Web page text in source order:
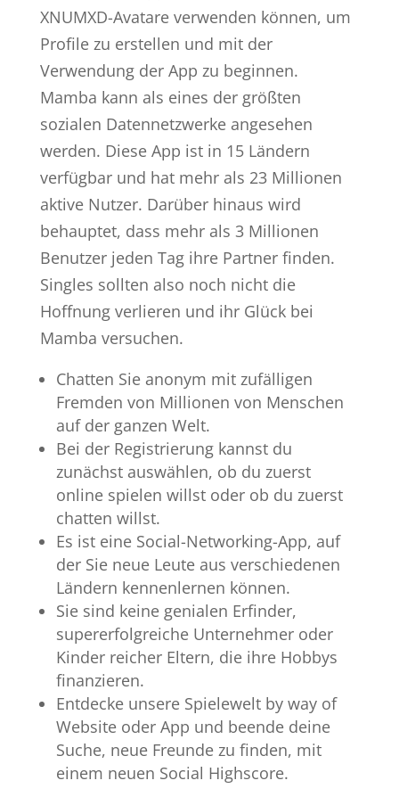
XNUMXD-Avatare verwenden können, um
Profile zu erstellen und mit der
Verwendung der App zu beginnen.
Mamba kann als eines der größten
sozialen Datennetzwerke angesehen
werden. Diese App ist in 15 Ländern
verfügbar und hat mehr als 23 Millionen
aktive Nutzer. Darüber hinaus wird
behauptet, dass mehr als 3 Millionen
Benutzer jeden Tag ihre Partner finden.
Singles sollten also noch nicht die
Hoffnung verlieren und ihr Glück bei
Mamba versuchen.
Chatten Sie anonym mit zufälligen
Fremden von Millionen von Menschen
auf der ganzen Welt.
Bei der Registrierung kannst du
zunächst auswählen, ob du zuerst
online spielen willst oder ob du zuerst
chatten willst.
Es ist eine Social-Networking-App, auf
der Sie neue Leute aus verschiedenen
Ländern kennenlernen können.
Sie sind keine genialen Erfinder,
supererfolgreiche Unternehmer oder
Kinder reicher Eltern, die ihre Hobbys
finanzieren.
Entdecke unsere Spielewelt by way of
Website oder App und beende deine
Suche, neue Freunde zu finden, mit
einem neuen Social Highscore.